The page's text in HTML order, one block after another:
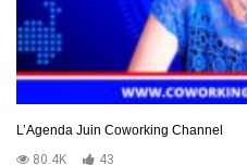
L’Agenda Juin Coworking Channel
80.4K
43